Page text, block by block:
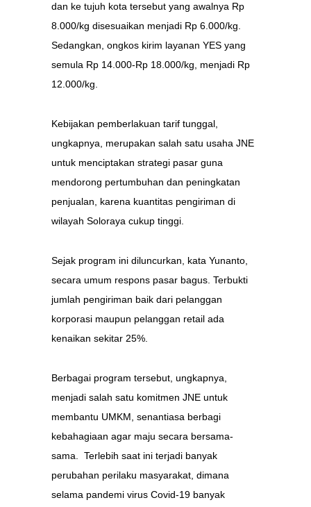
dan ke tujuh kota tersebut yang awalnya Rp
8.000/kg disesuaikan menjadi Rp 6.000/kg.
Sedangkan, ongkos kirim layanan YES yang
semula Rp 14.000-Rp 18.000/kg, menjadi Rp
12.000/kg.
Kebijakan pemberlakuan tarif tunggal,
ungkapnya, merupakan salah satu usaha JNE
untuk menciptakan strategi pasar guna
mendorong pertumbuhan dan peningkatan
penjualan, karena kuantitas pengiriman di
wilayah Soloraya cukup tinggi.
Sejak program ini diluncurkan, kata Yunanto,
secara umum respons pasar bagus. Terbukti
jumlah pengiriman baik dari pelanggan
korporasi maupun pelanggan retail ada
kenaikan sekitar 25%.
Berbagai program tersebut, ungkapnya,
menjadi salah satu komitmen JNE untuk
membantu UMKM, senantiasa berbagi
kebahagiaan agar maju secara bersama-
sama. Terlebih saat ini terjadi banyak
perubahan perilaku masyarakat, dimana
selama pandemi virus Covid-19 banyak